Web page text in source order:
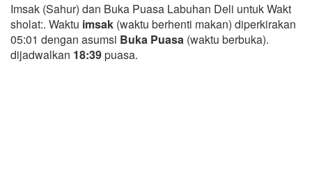
Imsak (Sahur) dan Buka Puasa Labuhan Deli untuk Wakt
sholat:. Waktu imsak (waktu berhenti makan) diperkirakan
05:01 dengan asumsi Buka Puasa (waktu berbuka).
dijadwalkan 18:39puasa.